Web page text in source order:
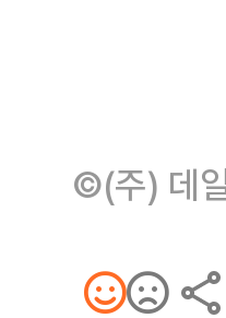
©(주) 데